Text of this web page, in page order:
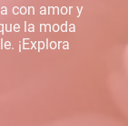
con amor y
la moda
¡Explora